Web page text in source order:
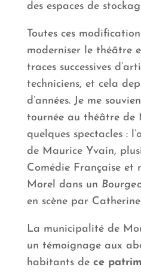
des espaces de
Toutes ces
moderniser le théâtre
traces successives
techniciens, et cela
d’années. Je me
tournée au théâtre de
quelques spectacles :
de Maurice Yvain,
Comédie Française et
Morel dans un
en scène par
La municipalité de
un témoignage aux
habitants de ce